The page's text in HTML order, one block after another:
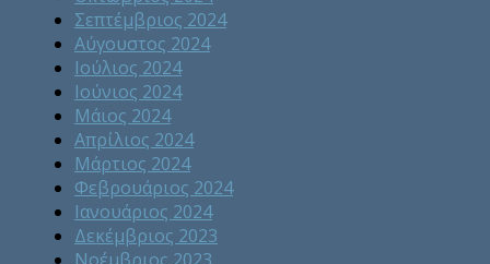
Σεπτέμβριος 2024
Αύγουστος 2024
Ιούλιος 2024
Ιούνιος 2024
Μάιος 2024
Απρίλιος 2024
Μάρτιος 2024
Φεβρουάριος 2024
Ιανουάριος 2024
Δεκέμβριος 2023